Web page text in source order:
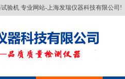
验机 专业网站-上海发瑞仪器科技有限公司!
试